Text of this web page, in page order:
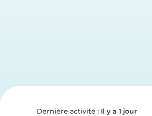
Dernière activité : Il y a 1 jour